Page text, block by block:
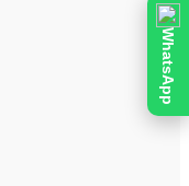
WhatsApp